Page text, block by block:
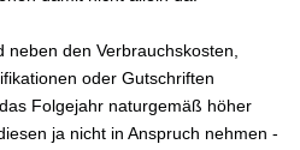
den Verbrauchskosten,
oder Gutschriften
Folgejahr naturgemäß höher
ja nicht in Anspruch nehmen -